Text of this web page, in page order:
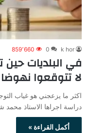
k hor
0 859٬660
في البلديات حين
لا تتوقعوا
اكثر ما يزعجني هو غياب
دراسة اجراها الاستاذ
أكمل القراءة »